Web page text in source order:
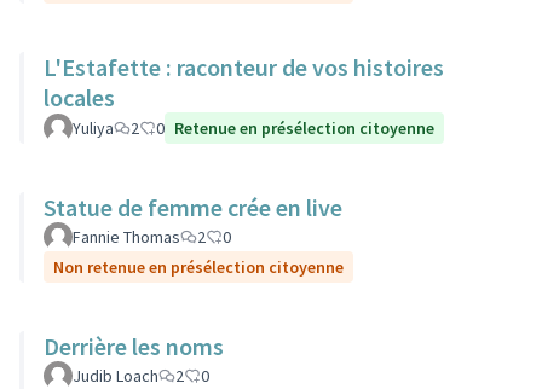
L'Estafette : raconteur de vos histoires
locales
Yuliya 2 0 Retenue en présélection citoyenne
Statue de femme crée en live
Fannie Thomas 2
0
Non retenue en présélection citoyenne
Derrière les noms
Judib Loach 2
0